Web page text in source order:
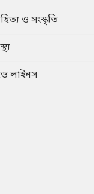
ও সংস্কৃতি
লাইনস